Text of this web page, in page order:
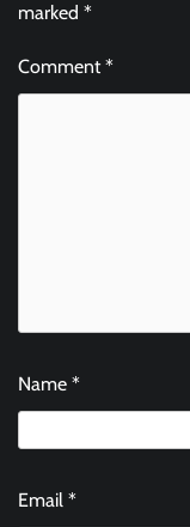
marked *
Comment*
Name *
Email *